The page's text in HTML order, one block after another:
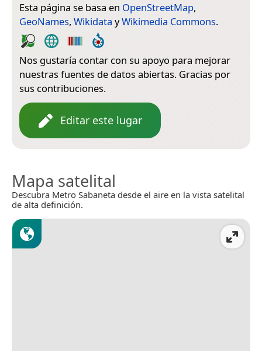
Esta página se basa en OpenStreetMap,
GeoNames, Wikidata yWikimedia Commons.
Nos gustaría contar con su apoyo para mejorar
nuestras fuentes de datos abiertas. Gracias por
sus contribuciones.
Editar este lugar
Mapa satelital
Descubra Metro Sabaneta desde el aire en la vista satelital
de alta definición.